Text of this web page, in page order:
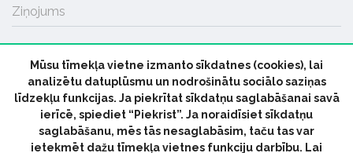
Ziņojums
SŪTĪT
Mūsu tīmekļa vietne izmanto sīkdatnes (cookies), lai
analizētu datuplūsmu un nodrošinātu sociālo saziņas
līdzekļu funkcijas. Ja piekrītat sīkdatņu saglabāšanai savā
ierīcē, spiediet “Piekrist”. Ja noraidīsiet sīkdatņu
saglabāšanu, mēs tās nesaglabāsim, taču tas var
ietekmēt dažu tīmekļa vietnes funkciju darbību. Lai